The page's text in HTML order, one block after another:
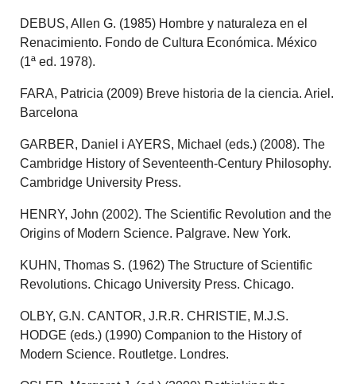
DEBUS, Allen G. (1985) Hombre y naturaleza en el
Renacimiento. Fondo de Cultura Económica. México
(1ª ed. 1978).
FARA, Patricia (2009) Breve historia de la ciencia. Ariel.
Barcelona
GARBER, Daniel i AYERS, Michael (eds.) (2008). The
Cambridge History of Seventeenth-Century Philosophy.
Cambridge University Press.
HENRY, John (2002). The Scientific Revolution and the
Origins of Modern Science. Palgrave. New York.
KUHN, Thomas S. (1962) The Structure of Scientific
Revolutions. Chicago University Press. Chicago.
OLBY, G.N. CANTOR, J.R.R. CHRISTIE, M.J.S.
HODGE (eds.) (1990) Companion to the History of
Modern Science. Routletge. Londres.